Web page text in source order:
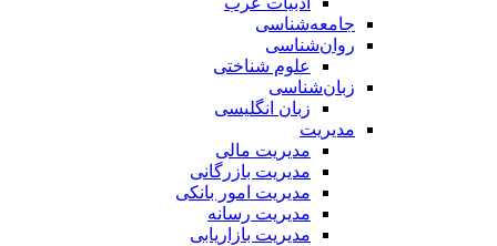
جامعه‌شناسی
روان‌شناسی
علوم شناختی
زبان‌شناسی
زبان انگلیسی
مدیریت
مدیریت مالی
مدیریت بازرگانی
مدیریت امور بانکی
مدیریت رسانه
مدیریت بازاریابی